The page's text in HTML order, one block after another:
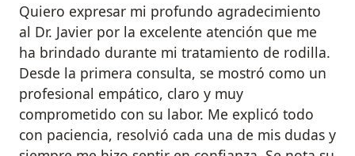
Quiero expresar mi profundo agradecimiento
al Dr. Javier por la excelente atención que me
ha brindado durante mi tratamiento de rodilla.
Desde la primera consulta, se mostró como un
profesional empático, claro y muy
comprometido con su labor. Me explicó todo
con paciencia, resolvió cada una de mis dudas y